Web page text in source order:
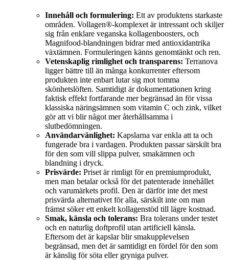
Innehåll och formulering: Ett av produktens starkaste
områden. Vollagen®-komplexet är intressant och skiljer
sig från enklare veganska kollagenboosters, och
Magnifood-blandningen bidrar med antioxidantrika
växtämnen. Formuleringen känns genomtänkt och ren.
Vetenskaplig rimlighet och transparens: Terranova
ligger bättre till än många konkurrenter eftersom
produkten inte enbart lutar sig mot tomma
skönhetslöften. Samtidigt är dokumentationen kring
faktisk effekt fortfarande mer begränsad än för vissa
klassiska näringsämnen som vitamin C och zink, vilket
gör att vi blir något mer återhållsamma i
slutbedömningen.
Användarvänlighet: Kapslarna var enkla att ta och
fungerade bra i vardagen. Produkten passar särskilt bra
för den som vill slippa pulver, smakämnen och
blandning i dryck.
Prisvärde: Priset är rimligt för en premiumprodukt,
men man betalar också för det patenterade innehållet
och varumärkets profil. Den är därför inte det mest
prisvärda alternativet för alla, särskilt inte om man
främst söker ett enkelt kollagenstöd till lägre kostnad.
Smak, känsla och tolerans: Bra tolerans under testet
och en naturlig doftprofil utan artificiell känsla.
Eftersom det är kapslar blir smakupplevelsen
begränsad, men det är samtidigt en fördel för den som
är känslig för söta eller gryniga pulver.